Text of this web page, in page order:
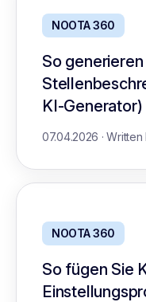
NOOTA 360
So
KI-Generator)
07.04.2026 ·
NOOTA 360
So fügen Sie